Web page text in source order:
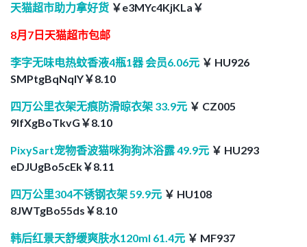
天猫超市助力拿好货 ￥e3MYc4KjKLa￥
8月7日天猫超市包邮
李字无味电热蚊香液4瓶1器 会员6.06元 ￥ HU926
SMPtgBqNqIY￥8.10
四万公里衣架无痕防滑晾衣架 33.9元 ￥ CZ005
9IfXgBoTkvG￥8.10
PixySart宠物香波猫咪狗狗沐浴露 49.9元 ￥ HU293
eDJUgBo5cEk￥8.11
四万公里304不锈钢衣架 59.9元 ￥ HU108
8JWTgBo55ds￥8.10
韩后红景天舒缓爽肤水120ml 61.4元 ￥ MF937